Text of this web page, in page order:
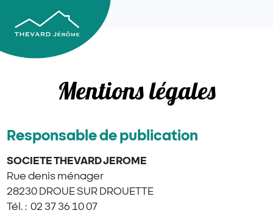
Mentions légales
Responsable de publication
SOCIETE THEVARD JEROME
Rue denis ménager
28230 DROUE SUR DROUETTE
Tél. : 02 37 36 10 07